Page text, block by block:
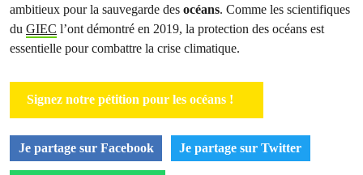
ambitieux pour la sauvegarde des océans. Comme les scientifiques
du GIEC l’ont démontré en 2019, la protection des océans est
essentielle pour combattre la crise climatique.
Signez notre pétition pour les océans !
Je partage sur Facebook Je partage sur Twitter